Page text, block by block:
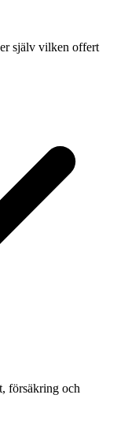
själv vilken offert
försäkring och